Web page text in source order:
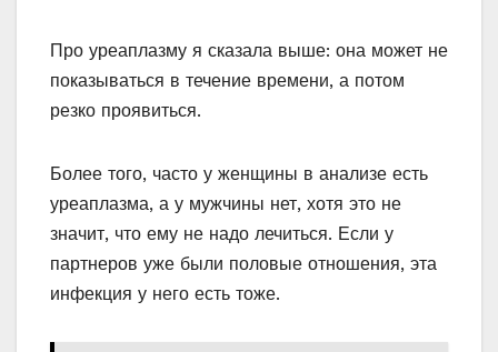
Про уреаплазму я сказала выше: она может не
показываться в течение времени, а потом
резко проявиться.
Более того, часто у женщины в анализе есть
уреаплазма, а у мужчины нет, хотя это не
значит, что ему не надо лечиться. Если у
партнеров уже были половые отношения, эта
инфекция у него есть тоже.